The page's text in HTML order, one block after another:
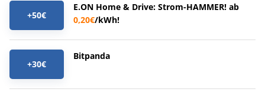
+50€
E.ON Home & Drive: Strom-HAMMER! ab
0,20€/kWh!
+30€
Bitpanda